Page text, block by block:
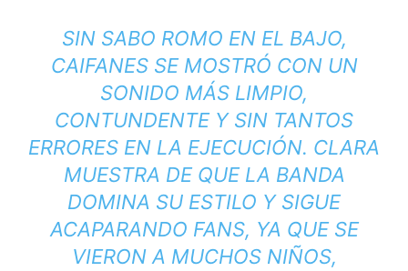
SIN SABO ROMO EN EL BAJO,
CAIFANES SE MOSTRÓ CON UN
SONIDO MÁS LIMPIO,
CONTUNDENTE Y SIN TANTOS
ERRORES EN LA EJECUCIÓN. CLARA
MUESTRA DE QUE LA BANDA
DOMINA SU ESTILO Y SIGUE
ACAPARANDO FANS, YA QUE SE
VIERON A MUCHOS NIÑOS,